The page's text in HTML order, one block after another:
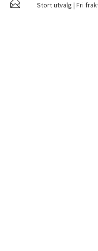
Stort utvalg | Fri